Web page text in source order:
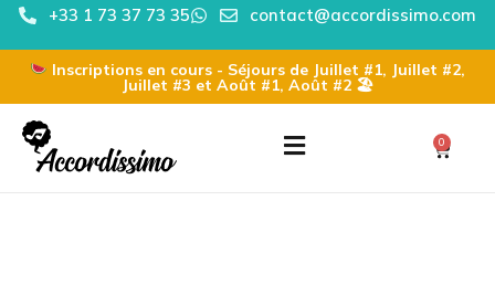
+33 1 73 37 73 35 contact@accordissimo.com
Inscriptions en cours - Séjours de Juillet #1, Juillet #2,
Juillet #3 et Août #1, Août #2 🏖
0